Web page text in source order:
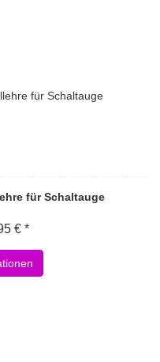
für Schaltauge
€ *